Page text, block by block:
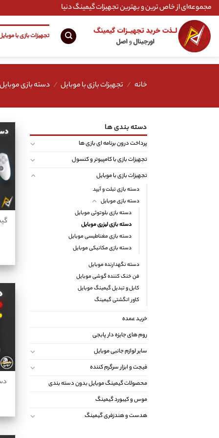
Skip
to
content
مجموعه‌ای از خاص ترین و بهترین تجهیزات گیمینگ دنیا
تجهیزات بازی با
خانه / تجهیزات بازی با موبایل / دسته بازی
دسته بندی ها
پرداخت درون برنامه ای بازی ها
تجهیزات بازی با کامپیوتر و کنسول
تجهیزات بازی با موبایل
دسته بازی تبلت و آیپد
دسته بازی موبایل
دسته بازی بلوتوثی موبایل
دسته بازی لیزری موبایل
دسته بازی مغناطیسی موبایل
دسته بازی مکانیکی موبایل
دسته نگهدارنده موبایل
فن خنک کننده گوشی موبایل
کابل و تبدیل گیمینگ موبایل
کاور انگشتی گیمینگ
خرید عمده
روم های جایزه دار پابجی
سایر لوازم جانبی موبایل
فیجت و ابزار سرگرم کننده
محصولات گیمینگ موبایل بدون دسته بندی
موس و کیبورد گیمینگ
هدست و هندزفری گیمینگ